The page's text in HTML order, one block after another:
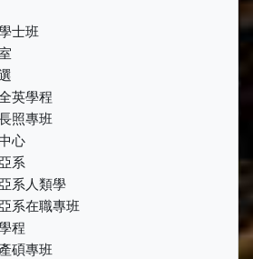
士班
英學程
照專班
心
系
系人類學
系在職專班
程
碩專班